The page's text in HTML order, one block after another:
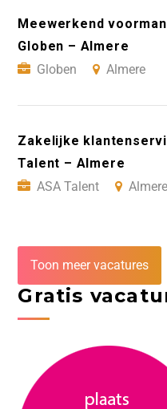
Meewerkend
Globen – Almere
Globen
Almere
Zakelijke
Talent – Almere
ASA Talent
Almere
Toon meer vacatures
Gratis